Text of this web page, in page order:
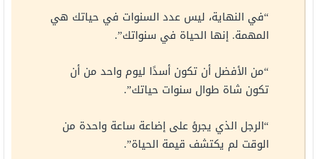
“في النهاية، ليس عدد السنوات في حياتك هي
المهمة. إنها الحياة في سنواتك”.
“من الأفضل أن تكون أسدًا ليوم واحد من أن
تكون شاة طوال سنوات حياتك”.
“الرجل الذي يجرؤ على إضاعة ساعة واحدة من
الوقت لم يكتشف قيمة الحياة”.